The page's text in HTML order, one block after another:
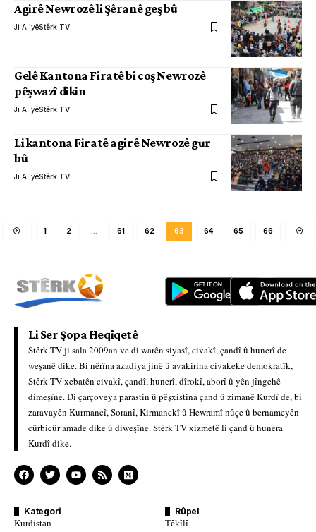
Agirê Newrozê li Şêranê geş bû
Ji AliyêStêrk TV
Gelê Kantona Firatê bi coş Newrozê
pêşwazî dikin
Ji AliyêStêrk TV
Li kantona Firatê agirê Newrozê gur
bû
Ji AliyêStêrk TV
1 2 61 62 63 64 65 66
Li Ser Şopa Heqîqetê
Stêrk TV ji sala 2009an ve di warên siyasî, civakî, çandî û hunerî de
weşanê dike. Bi nêrîna azadiya jinê û avakirina civakeke demokratîk,
Stêrk TV xebatên civakî, çandî, hunerî, dîrokî, aborî û yên jîngehê
dimeşîne. Di çarçoveya parastin û pêşxistina çand û zimanê Kurdî de, bi
zaravayên Kurmancî, Soranî, Kirmanckî û Hewramî nûçe û bernameyên
cûrbicûr amade dike û diweşîne. Stêrk TV xizmetê li çand û hunera
Kurdî dike.
Kategorî
Kurdistan
Rûpel
Têkîlî